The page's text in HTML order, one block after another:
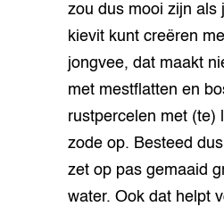
zou dus mooi zijn als
kievit kunt creëren
jongvee, dat maakt
met mestflatten en
rustpercelen met (te)
zode op. Besteed
zet op pas gemaaid
water. Ook dat helpt